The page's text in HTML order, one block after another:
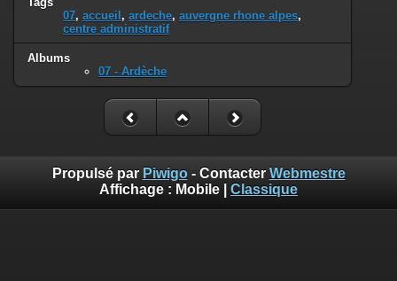
07, accueil, ardeche, auvergne rhone alpes,
centre administratif
Albums
07 - Ardèche
Propulsé par Piwigo- Contacter Webmestre
Affichage : Mobile Classique